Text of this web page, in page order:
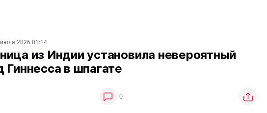
2026 01:14
из Индии установила невероятный
Гиннесса в шпагате
0